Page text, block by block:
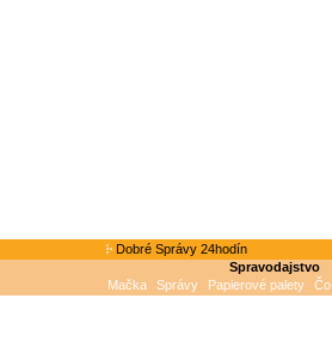
Dobré Správy 24hodín
Spravodajstvo
Mačka
Správy Papierové palety